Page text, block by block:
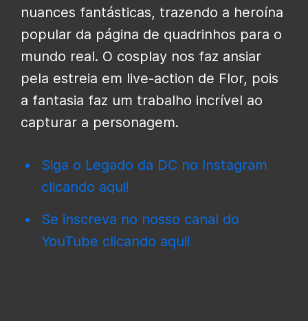
nuances fantásticas, trazendo a heroína
popular da página de quadrinhos para o
mundo real. O cosplay nos faz ansiar
pela estreia em live-action de Flor, pois
a fantasia faz um trabalho incrível ao
capturar a personagem.
Siga o Legado da DC no Instagram
clicando aqui!
Se inscreva no nosso canal do
YouTube clicando aqui!